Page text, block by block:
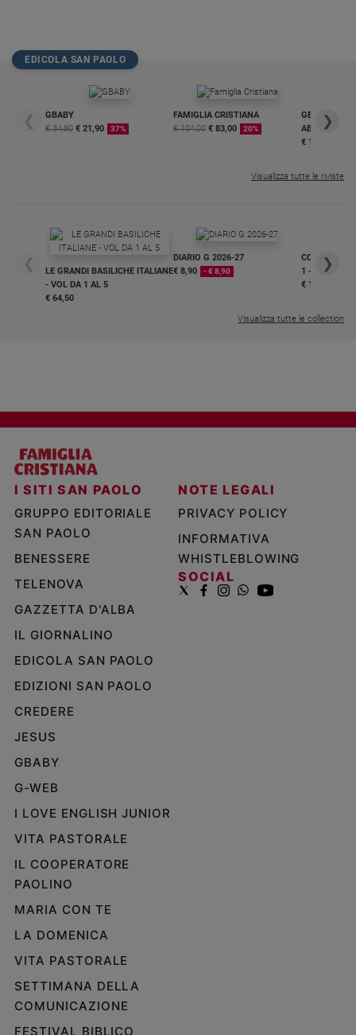
EDICOLA SAN PAOLO
❮
GBABY
€ 34,80 € 21,90 37%
FAMIGLIA CRISTIANA
€ 104,00 € 83,00 20%
GBABY
€ 16,99
❯
Visualizza tutte le riviste
❮
LE GRANDI BASILICHE ITALIANE
- VOL DA 1 AL 5
€ 64,50
DIARIO G 2026-27
€ 8,90
- € 8,90
COLLANA
1 - 2
€ 18,50
❯
Visualizza tutte le collection
I SITI SAN PAOLO
GRUPPO EDITORIALE
SAN PAOLO
BENESSERE
TELENOVA
GAZZETTA D'ALBA
IL GIORNALINO
EDICOLA SAN PAOLO
EDIZIONI SAN PAOLO
CREDERE
JESUS
GBABY
G-WEB
I LOVE ENGLISH JUNIOR
VITA PASTORALE
IL COOPERATORE
PAOLINO
MARIA CON TE
LA DOMENICA
VITA PASTORALE
SETTIMANA DELLA
COMUNICAZIONE
FESTIVAL BIBLICO
NOTE LEGALI
PRIVACY POLICY
INFORMATIVA
WHISTLEBLOWING
SOCIAL